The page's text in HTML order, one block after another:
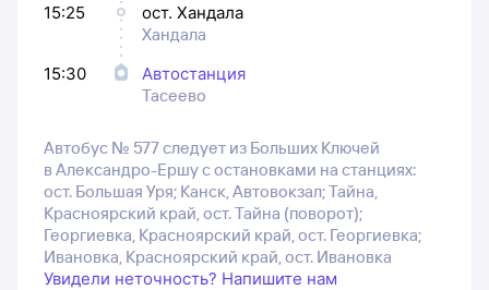
15:25
ост. Хандала
Хандала
15:30
Автостанция
Тасеево
Автобус № 577 следует из Больших Ключей
в Александро-Ершу с остановками на станциях:
ост. Большая Уря; Канск, Автовокзал; Тайна,
Красноярский край, ост. Тайна (поворот);
Георгиевка, Красноярский край, ост. Георгиевка;
Ивановка, Красноярский край, ост. Ивановка
Увидели неточность? Напишите нам